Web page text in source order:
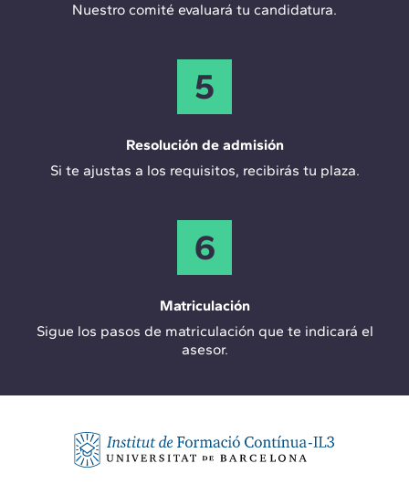
Nuestro comité evaluará tu candidatura.
5
Resolución de admisión
Si te ajustas a los requisitos, recibirás tu plaza.
6
Matriculación
Sigue los pasos de matriculación que te indicará el
asesor.